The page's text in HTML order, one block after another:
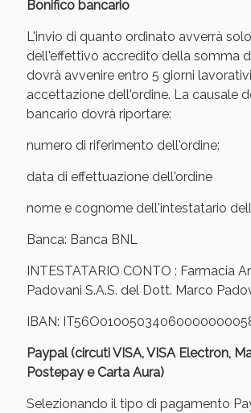
Bonifico bancario
L'invio di quanto ordinato avverrà
dell'effettivo accredito della somma
dovrà avvenire entro 5 giorni
accettazione dell'ordine. La causale
bancario dovrà riportare:
numero di riferimento dell'ordine:
data di effettuazione dell'ordine
nome e cognome dell'intestatario
Banca: Banca BNL
INTESTATARIO CONTO : Farmacia
Padovani S.A.S. del Dott. Marco
IBAN:
Paypal (circuti VISA, VISA Electron,
Postepay e Carta Aura)
Selezionando il tipo di pagamento
Sconto fino al 55%
Vie Urinarie e Prostata: Sconti fino